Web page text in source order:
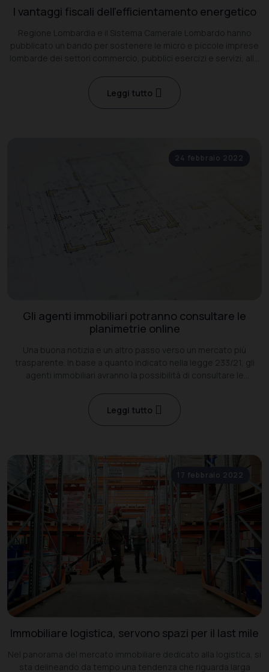
I vantaggi fiscali dell’efficientamento energetico
Regione Lombardia e il Sistema Camerale Lombardo hanno
pubblicato un bando per sostenere le micro e piccole imprese
lombarde dei settori commercio, pubblici esercizi e servizi, alle
Leggi tutto
24 febbraio 2022
Gli agenti immobiliari potranno consultare le
planimetrie online
Una buona notizia e un altro passo verso un mercato più
trasparente. In base a quanto indicato nella legge 233/21, gli
agenti immobiliari avranno la possibilità di consultare le
Leggi tutto
17 febbraio 2022
Immobiliare logistica, servono spazi per il last mile
Nel panorama del mercato immobiliare dedicato alla logistica, si
sta delineando da tempo una tendenza che riguarda larga